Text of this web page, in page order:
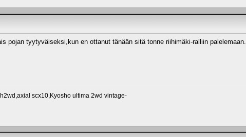
pojan tyytyväiseksi,kun en ottanut tänään sitä tonne riihimäki-ralliin palelemaan.
scx10,Kyosho ultima 2wd vintage-